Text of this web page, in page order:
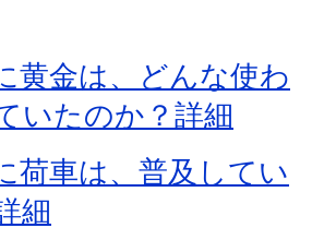
黄金は、どんな使わ
いたのか？詳細
荷車は、普及してい
細